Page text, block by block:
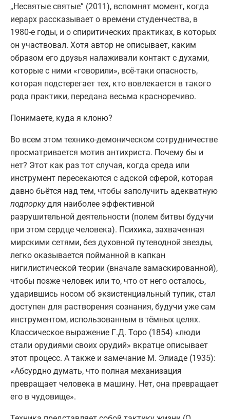
„Несвятые святые” (2011), вспомнят момент, когда
иерарх рассказывает о времени студенчества, в
1980-е годы, и о спиритических практиках, в которых
он участвовал. Хотя автор не описывает, каким
образом его друзья налаживали контакт с духами,
которые с ними «говорили», всё-таки опасность,
которая подстерегает тех, кто вовлекается в такого
рода практики, передана весьма красноречиво.
Понимаете, куда я клоню?
Во всем этом технико-демоническом сотрудничестве
просматривается мотив антихриста. Почему бы и
нет? Этот как раз тот случая, когда среда или
инструмент пересекаются с адской сферой, которая
давно бьётся над тем, чтобы заполучить адекватную
подпоркудля наиболее эффективной
разрушительной деятельности (полем битвы будучи
при этом сердце человека). Психика, захваченная
мирскими сетями, без духовной путеводной звезды,
легко оказывается пойманной в капкан
нигилистической теории (вначале замаскированной),
чтобы позже человек или то, что от него осталось,
ударившись носом об экзистенциальный тупик, стал
доступен для растворения сознания, будучи уже сам
инструментом, использованным в тёмных целях.
Классическое выражение Г.Д. Торо (1854) «люди
стали орудиями своих орудий» вкратце описывает
этот процесс. А также и замечание М. Элиаде (1935):
«Абсурдно думать, что полная механизация
превращает человека в машину. Нет, она превращает
его в чудовище».